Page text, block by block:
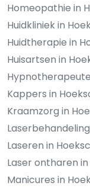
Homeopathie in
Huidkliniek in
Huidtherapie in
Huisartsen in
Kappers in
Kraamzorg in
Laseren in
Laser ontharen
Manicures in